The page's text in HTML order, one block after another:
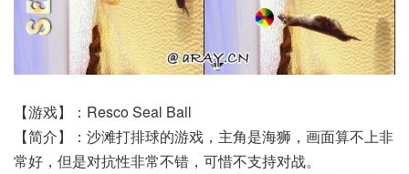
【游戏】：Resco Seal Ball
【简介】：沙滩打排球的游戏，主角是海狮，画面算不上非
常好，但是对抗性非常不错，可惜不支持对战。